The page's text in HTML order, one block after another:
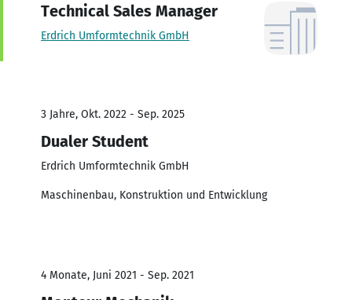
Technical Sales Manager
Erdrich Umformtechnik GmbH
3 Jahre, Okt. 2022 - Sep. 2025
Dualer Student
Erdrich Umformtechnik GmbH
Maschinenbau, Konstruktion und Entwicklung
4 Monate, Juni 2021 - Sep. 2021